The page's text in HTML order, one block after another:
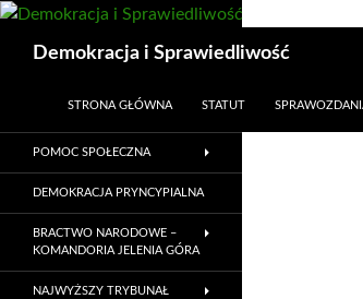
Przejdź
treści
Demokracja i Sprawiedliwość
STRONA GŁÓWNA STATUT
POMOC SPOŁECZNA
DEMOKRACJA PRYNCYPIALNA
BRACTWO NARODOWE –
KOMANDORIA JELENIA GÓRA
NAJWYŻSZY TRYBUNAŁ